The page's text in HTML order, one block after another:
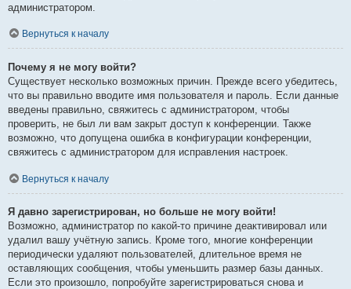
администратором.
Вернуться к началу
Почему я не могу войти?
Существует несколько возможных причин. Прежде всего убедитесь,
что вы правильно вводите имя пользователя и пароль. Если данные
введены правильно, свяжитесь с администратором, чтобы
проверить, не был ли вам закрыт доступ к конференции. Также
возможно, что допущена ошибка в конфигурации конференции,
свяжитесь с администратором для исправления настроек.
Вернуться к началу
Я давно зарегистрирован, но больше не могу войти!
Возможно, администратор по какой-то причине деактивировал или
удалил вашу учётную запись. Кроме того, многие конференции
периодически удаляют пользователей, длительное время не
оставляющих сообщения, чтобы уменьшить размер базы данных.
Если это произошло, попробуйте зарегистрироваться снова и